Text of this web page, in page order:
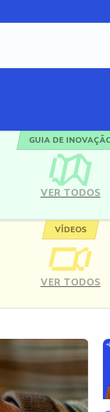
GUIA DE
VER TODOS
VÍDEOS
VER TODOS